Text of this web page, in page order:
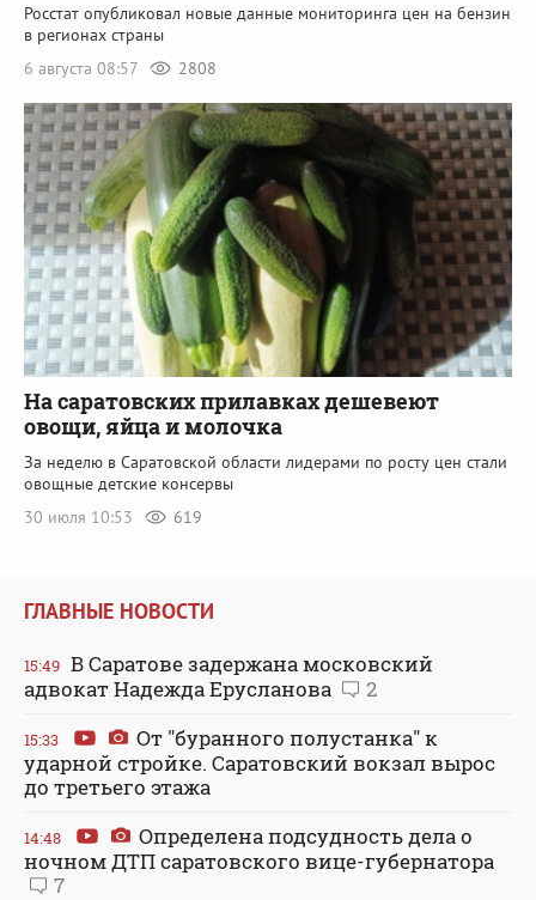
Росстат опубликовал новые данные мониторинга цен на бензин
в регионах страны
6 августа 08:57
2808
На саратовских прилавках дешевеют
овощи, яйца и молочка
За неделю в Саратовской области лидерами по росту цен стали
овощные детские консервы
30 июля 10:53
619
ГЛАВНЫЕ НОВОСТИ
15:49 В Саратове задержана московский
адвокат Надежда Ерусланова
2
15:33
От "буранного полустанка" к
ударной стройке. Саратовский вокзал вырос
до третьего этажа
14:48
Определена подсудность дела о
ночном ДТП саратовского вице-губернатора
7